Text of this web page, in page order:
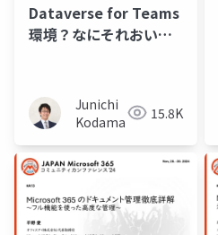
Dataverse for Teams
環境？なにそれおいし
Junichi
Kodama
15.8K